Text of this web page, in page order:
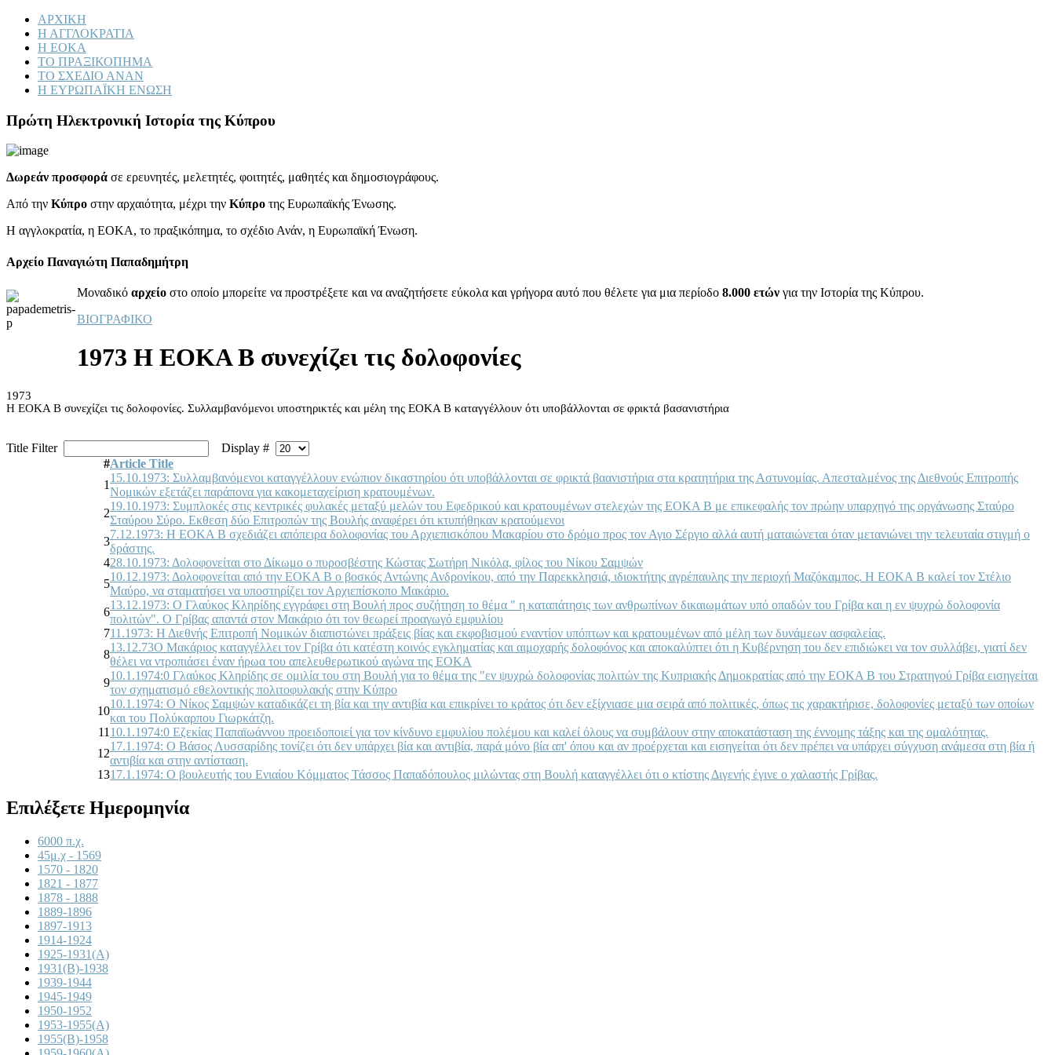
ΑΡΧΙΚΗ
Η ΑΓΓΛΟΚΡΑΤΙΑ
Η ΕΟΚΑ
ΤΟ ΠΡΑΞΙΚΟΠΗΜΑ
ΤΟ ΣΧΕΔΙΟ ΑΝΑΝ
Η ΕΥΡΩΠΑΪΚΗ ΕΝΩΣΗ
Πρώτη Ηλεκτρονική Ιστορία της Κύπρου
Δωρεάν προσφορά σε ερευνητές, μελετητές, φοιτητές, μαθητές και δημοσιογράφους.
Από την Κύπρο στην αρχαιότητα, μέχρι την Κύπρο της Ευρωπαϊκής Ένωσης.
Η αγγλοκρατία, η ΕΟΚΑ, το πραξικόπημα, το σχέδιο Ανάν, η Ευρωπαϊκή Ένωση.
Αρχείο Παναγιώτη Παπαδημήτρη
Μοναδικό αρχείο στο οποίο μπορείτε να προστρέξετε και να αναζητήσετε εύκολα και γρήγορα αυτό που θέλετε για μια περίοδο 8.000 ετών για την Ιστορία της Κύπρου.
ΒΙΟΓΡΑΦΙΚΟ
1973 Η ΕΟΚΑ Β συνεχίζει τις δολοφονίες
1973
Η ΕΟΚΑ Β συνεχίζει τις δολοφονίες. Συλλαμβανόμενοι υποστηρικτές και μέλη της ΕΟΚΑ Β καταγγέλλουν ότι υποβάλλονται σε φρικτά βασανιστήρια
Title Filter
Display #
#Article Title
1
15.10.1973: Συλλαμβανόμενοι καταγγέλλουν ενώπιον δικαστηρίου ότι υποβάλλονται σε φρικτά βαανιστήρια στα κρατητήρια της Αστυνομίας. Απεσταλμένος της Διεθνούς Επιτροπής
Νομικών εξετάζει παράπονα για κακομεταχείριση κρατουμένων.
2
19.10.1973: Συμπλοκές στις κεντρικές φυλακές μεταξύ μελών του Εφεδρικού και κρατουμένων στελεχών της ΕΟΚΑ Β με επικεφαλής τον πρώην υπαρχηγό της οργάνωσης Σταύρο
Σταύρου Σύρο. Εκθεση δύο Επιτροπών της Βουλής αναφέρει ότι κτυπήθηκαν κρατούμενοι
3
7.12.1973: Η ΕΟΚΑ Β σχεδιάζει απόπειρα δολοφονίας του Αρχιεπισκόπου Μακαρίου στο δρόμο προς τον Αγιο Σέργιο αλλά αυτή ματαιώνεται όταν μετανιώνει την τελευταία στιγμή ο
δράστης.
428.10.1973: Δολοφονείται στο Δίκωμο ο πυροσβέστης Κώστας Σωτήρη Νικόλα, φίλος του Νίκου Σαμψών
5
10.12.1973: Δολοφονείται από την ΕΟΚΑ Β ο βοσκός Αντώνης Ανδρονίκου, από την Παρεκκλησιά, ιδιοκτήτης αγρέπαυλης την περιοχή Μαζόκαμπος. Η ΕΟΚΑ Β καλεί τον Στέλιο
Μαύρο, να σταματήσει να υποστηρίζει τον Αρχιεπίσκοπο Μακάριο.
6
13.12.1973: Ο Γλαύκος Κληρίδης εγγράφει στη Βουλή προς συζήτηση το θέμα " η καταπάτησις των ανθρωπίνων δικαιωμάτων υπό οπαδών του Γρίβα και η εν ψυχρώ δολοφονία
πολιτών". Ο Γρίβας απαντά στον Μακάριο ότι τον θεωρεί προαγωγό εμφυλίου
711.1973: Η Διεθνής Επιτροπή Νομικών διαπιστώνει πράξεις βίας και εκφοβισμού εναντίον υπόπτων και κρατουμένων από μέλη των δυνάμεων ασφαλείας.
8
13.12.73Ο Μακάριος καταγγέλλει τον Γρίβα ότι κατέστη κοινός εγκληματίας και αιμοχαρής δολοφόνος και αποκαλύπτει ότι η Κυβέρνηση του δεν επιδιώκει να τον συλλάβει, γιατί δεν
θέλει να ντροπιάσει έναν ήρωα του απελευθερωτικού αγώνα της ΕΟΚΑ
9
10.1.1974:0 Γλαύκος Κληρίδης σε ομιλία του στη Βουλή για το θέμα της "εν ψυχρώ δολοφονίας πολιτών της Κυπριακής Δημοκρατίας από την ΕΟΚΑ Β του Στρατηγού Γρίβα εισηγείται
τον σχηματισμό εθελοντικής πολιτοφυλακής στην Κύπρο
10
10.1.1974: Ο Νίκος Σαμψών καταδικάζει τη βία και την αντιβία και επικρίνει το κράτος ότι δεν εξίχνιασε μια σειρά από πολιτικές, όπως τις χαρακτήρισε, δολοφονίες μεταξύ των οποίων
και του Πολύκαρπου Γιωρκάτζη.
11 10.1.1974:0 Εζεκίας Παπαϊωάννου προειδοποιεί για τον κίνδυνο εμφυλίου πολέμου και καλεί όλους να συμβάλουν στην αποκατάσταση της έννομης τάξης και της ομαλότητας.
12
17.1.1974: Ο Βάσος Λυσσαρίδης τονίζει ότι δεν υπάρχει βία και αντιβία, παρά μόνο βία απ' όπου και αν προέρχεται και εισηγείται ότι δεν πρέπει να υπάρχει σύγχυση ανάμεσα στη βία ή
αντιβία και στην αντίσταση.
1317.1.1974: Ο βουλευτής του Ενιαίου Κόμματος Τάσσος Παπαδόπουλος μιλώντας στη Βουλή καταγγέλλει ότι ο κτίστης Διγενής έγινε ο χαλαστής Γρίβας.
Επιλέξετε Ημερομηνία
6000 π.χ.
45μ.χ - 1569
1570 - 1820
1821 - 1877
1878 - 1888
1889-1896
1897-1913
1914-1924
1925-1931(A)
1931(B)-1938
1939-1944
1945-1949
1950-1952
1953-1955(A)
1955(B)-1958